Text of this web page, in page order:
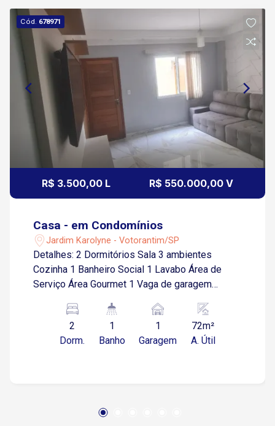
Cód. 678971
R$ 3.500,00 L R$ 550.000,00 V
Casa - em Condomínios
Jardim Karolyne - Votorantim/SP
Detalhes: 2 Dormitórios Sala 3 ambientes
Cozinha 1 Banheiro Social 1 Lavabo Área de
Serviço Área Gourmet 1 Vaga de garagem
minutos da Av. 31 de Março A 8 minutos da Av.
Gisele Constantino Próximo ao Shopping
Iguatemi Esplanada Fácil acesso a Sorocaba e à
e boa convivência entre moradores, ideal para
2
Dorm.
1
Banho
1
Garagem
72m²
A. Útil